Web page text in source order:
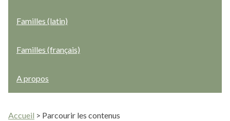
Familles (latin)
Familles (français)
A propos
Accueil > Parcourir les contenus